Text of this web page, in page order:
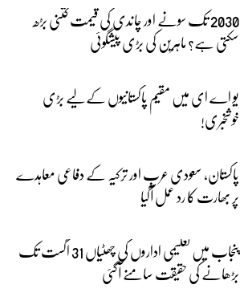
2030 تک سونے اور چاندی کی قیمت کتنی بڑھ
سکتی ہے؟ ماہرین کی بڑی پیشگوئی
یو اے ای میں مقیم پاکستانیوں کے لیے بڑی
خوشخبری!
پاکستان، سعودی عرب اور ترکیہ کے دفاعی معاہدے
پر بھارت کا رد عمل آگیا
پنجاب میں تعلیمی اداروں کی چھٹیاں 31 اگست تک
بڑھانے کی حقیقت سامنے آگئی